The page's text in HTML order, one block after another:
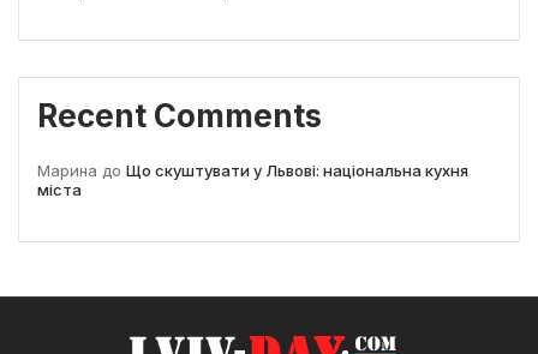
Recent Comments
Марина до Що скуштувати у Львові: національна кухня
міста